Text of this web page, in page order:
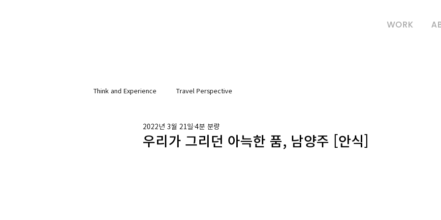
WORK
Think and Experience Travel Perspective
우리가 그리던 아늑한 품, 남양주 [안식]
2022년 3월 21일 4분 분량